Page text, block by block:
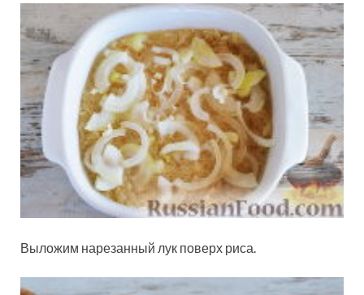
Выложим нарезанный лук поверх риса.